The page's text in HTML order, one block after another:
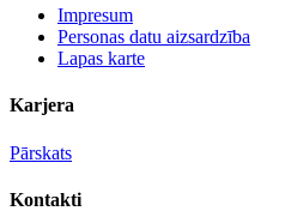
Impresum
Personas datu aizsardzība
Lapas karte
Karjera
Pārskats
Kontakti